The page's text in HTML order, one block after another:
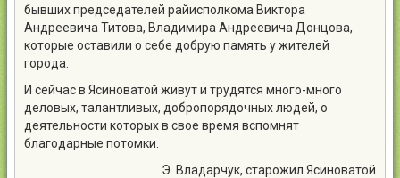
бывших председателей райисполкома Виктора
Андреевича Титова, Владимира Андреевича Донцова,
которые оставили о себе добрую память у жителей
города.
И сейчас в Ясиноватой живут и трудятся много-много
деловых, талантливых, добропорядочных людей, о
деятельности которых в свое время вспомнят
благодарные потомки.
Э. Владарчук, старожил Ясиноватой